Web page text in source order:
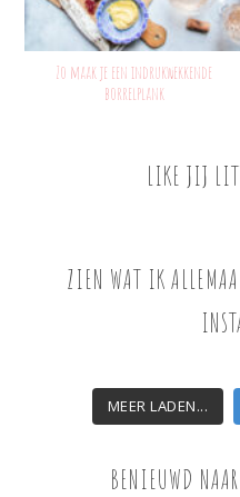
Zo maak je een indrukwekkende
borrelplank
LIKE JIJ
ZIEN WAT IK
MEER LADEN...
BENIEUWD